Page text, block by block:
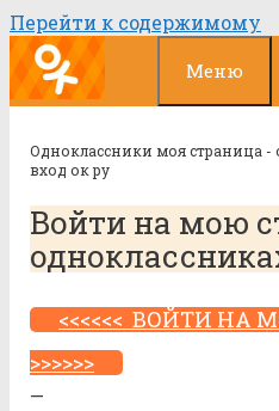
Перейти к содержимому
Меню
Одноклассники моя страница -
вход ок ру
Войти на мою
<<<<<< ВОЙТИ НА
>>>>>>
—